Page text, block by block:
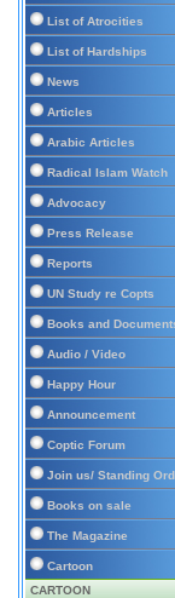
List of Atrocities
List of Hardships
News
Articles
Arabic Articles
Radical Islam Watch
Advocacy
Press Release
Reports
UN Study re Copts
Books and
Audio / Video
Happy Hour
Announcement
Coptic Forum
Join us/ Standing
Books on sale
The Magazine
Cartoon
CARTOON